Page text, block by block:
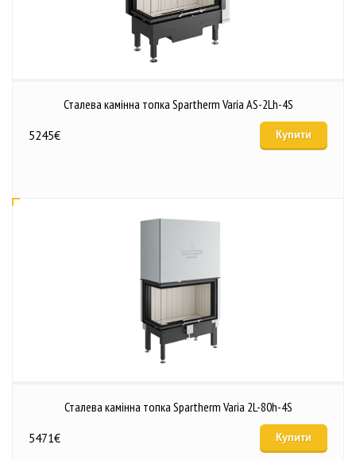
Сталева камінна топка Spartherm Varia AS-2Lh-4S
5245€ Купити
Сталева камінна топка Spartherm Varia 2L-80h-4S
5471€ Купити